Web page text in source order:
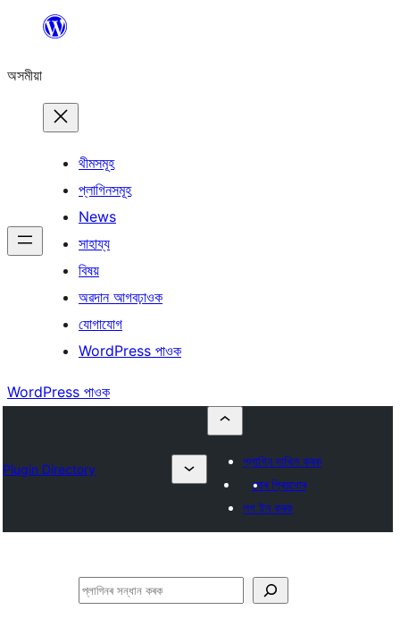
বিষয়বস্তুলৈ
অসমীয়া
থীমসমূহ
প্লাগিনসমূহ
News
সাহায্য
বিষয়
অৱদান আগবঢ়াওক
যোগাযোগ
WordPress পাওক
WordPress পাওক
Plugin Directory
প্লাগিন দাখিল কৰক
মোৰ প্ৰিয়বোৰ
লগ ইন কৰক
সন্ধান